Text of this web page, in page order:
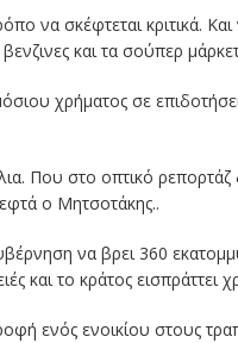
να σκέφτεται κριτικά.
και τα σούπερ
χρήματος σε
Που στο οπτικό ρεπορτάζ
ο Μητσοτάκης..
να βρει 360
και το κράτος εισπράττει
ενός ενοικίου στους